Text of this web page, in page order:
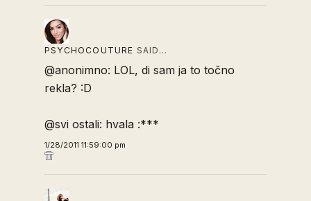
PSYCHOCOUTURE SAID…
@anonimno: LOL, di sam ja to točno
rekla? :D
@svi ostali: hvala :***
1/28/2011 11:59:00 pm